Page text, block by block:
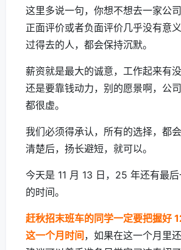
这里多说一句，你想不想去一家公
正面评价或者负面评价几乎没有意
过得去的人，都会保持沉默。
薪资就是最大的诚意，工作起来有
还是要靠钱动力，别的愿景啊，公
都很虚。
我们必须得承认，所有的选择，都
清楚后，扬长避短，就可以。
今天是 11 月 13 日，25 年还有最
的时间。
赶秋招末班车的同学一定要把握好
这一个月时间，如果在这一个月里